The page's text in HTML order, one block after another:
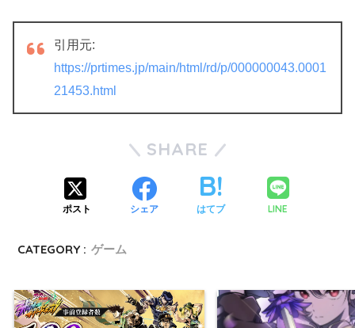
引用元:
https://prtimes.jp/main/html/rd/p/000000043.0001
21453.html
SHARE
ポスト シェア はてブ LINE
CATEGORY : ゲーム